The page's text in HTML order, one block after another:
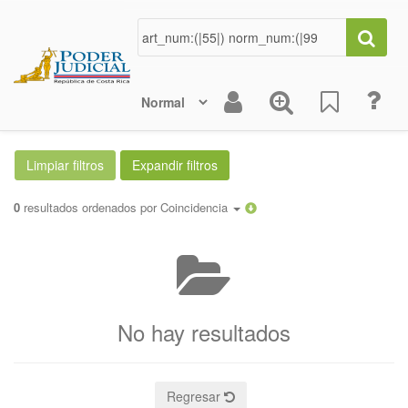
0 resultados ordenados por Coincidencia
No hay resultados
Regresar